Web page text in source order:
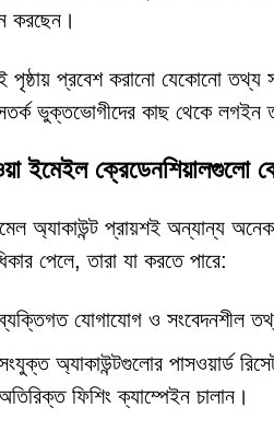
করছেন।
প্রবেশ করানো যেকোনো তথ্য
ভুক্তভোগীদের কাছ থেকে লগইন
ইমেইল ক্রেডেনশিয়ালগুলো
অ্যাকাউন্ট প্রায়শই অন্যান্য
পেলে, তারা যা করতে পারে:
যোগাযোগ ও সংবেদনশীল
অ্যাকাউন্টগুলোর পাসওয়ার্ড
ফিশিং ক্যাম্পেইন চালান।